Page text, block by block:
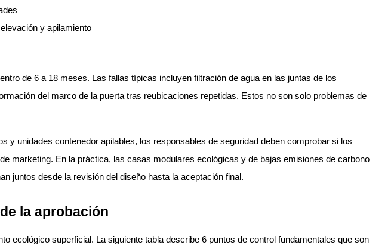
y apilamiento
de 6 a 18 meses. Las fallas típicas incluyen filtración de agua en las juntas de los
del marco de la puerta tras reubicaciones repetidas. Estos no son solo problemas de
unidades contenedor apilables, los responsables de seguridad deben comprobar si los
marketing. En la práctica, las casas modulares ecológicas y de bajas emisiones de carbono
juntos desde la revisión del diseño hasta la aceptación final.
la aprobación
ecológico superficial. La siguiente tabla describe 6 puntos de control fundamentales que son